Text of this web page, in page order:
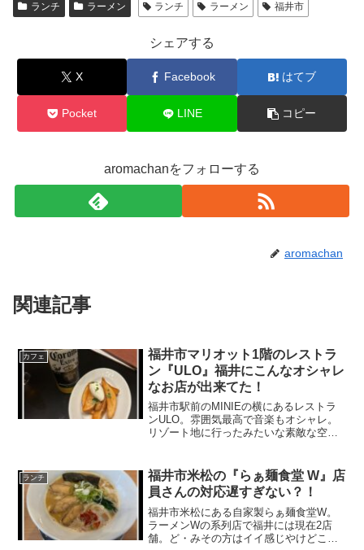
ランチ ラーメン ランチ ラーメン 福井市
シェアする
X Facebook はてブ
Pocket LINE コピー
aromachanをフォローする
aromachan
関連記事
カフェ
福井市マリオット1階のレストラ
ン『ULO』福井にこんなオシャレ
なお店が出来てた！
福井市駅前のMINIEの横にあるレストラ
ンULO。雰囲気最高で音楽もオシャレ。
リゾート地に行ったみたいな素敵な空
しっ！・キャッシュレス決済・カジュア
ルフレンチのお店・人が...
ランチ
福井市米松の『らぁ麺食堂 W』店
員さんの対応遅すぎない？！
福井市米松にある自家製らぁ麺食堂W。
ラーメンWの系列店で福井には現在2店
舗。ど・みその方はイイ感じやけどこっ